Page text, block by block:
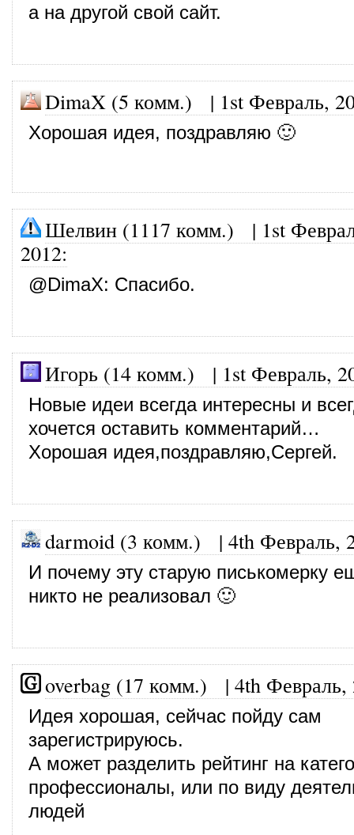
а на другой свой сайт.
DimaX (5 комм.) | 1st Февраль,
Хорошая идея, поздравляю 🙂
Шелвин (1117 комм.) | 1st
2012:
@DimaX: Спасибо.
Игорь (14 комм.) | 1st Февраль,
Новые идеи всегда интересны и
хочется оставить комментарий…
Хорошая идея,поздравляю,Сергей.
darmoid (3 комм.) | 4th Февраль,
И почему эту старую писькомерку
никто не реализовал 🙂
overbag (17 комм.) | 4th Февраль,
Идея хорошая, сейчас пойду сам
зарегистрируюсь.
А может разделить рейтинг на
профессионалы, или по виду
людей